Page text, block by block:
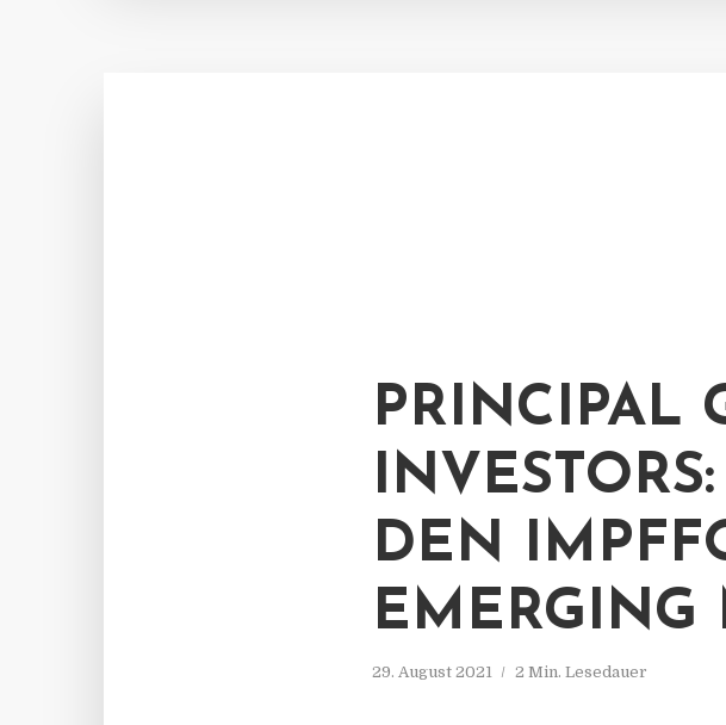
PRINCIPAL
DEN
EMERGING
29. August 2021 2 Min. Lesedauer